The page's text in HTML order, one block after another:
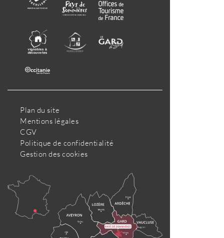
Plan du site
Mentions légales
CGV
Politique de confidentialité
Gestion des cookies